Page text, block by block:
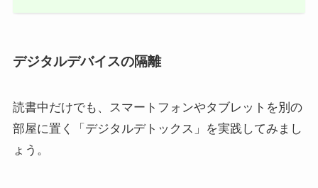
デジタルデバイスの隔離
読書中だけでも、スマートフォンやタブレットを別の
部屋に置く「デジタルデトックス」を実践してみまし
ょう。